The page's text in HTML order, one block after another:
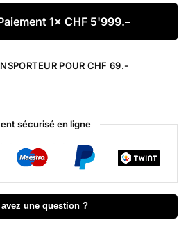
1× CHF 5'999.–
POUR CHF 69.-
sécurisé en ligne
une question ?